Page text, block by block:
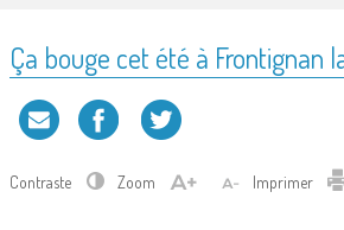
Ça bouge cet été à Frontignan
Contraste Zoom Imprimer